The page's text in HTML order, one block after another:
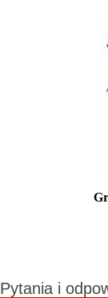
Pytania i